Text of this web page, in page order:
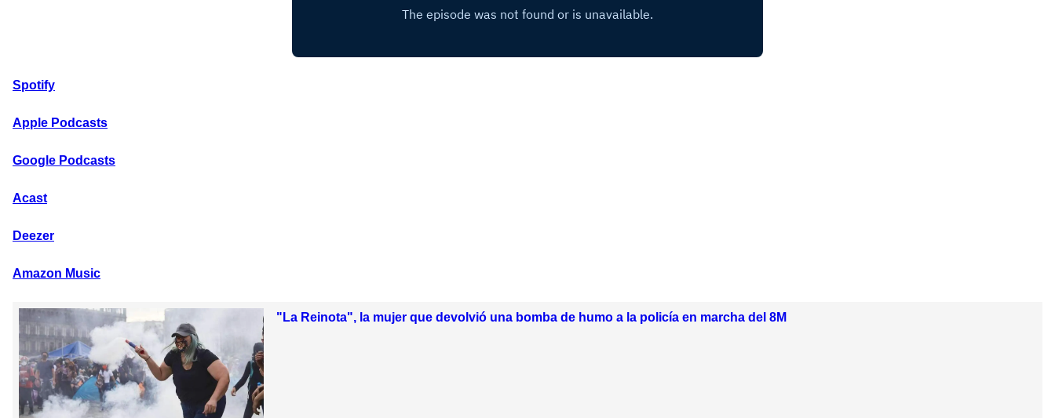
Spotify
Apple Podcasts
Google Podcasts
Acast
Deezer
Amazon Music
"La Reinota", la mujer que devolvió una bomba de humo a la policía en marcha del 8M